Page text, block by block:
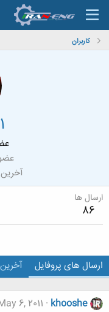
کاربران
آخرین
ارسال ها
86
ارسال های پروفایل
khooshe
6, 2011